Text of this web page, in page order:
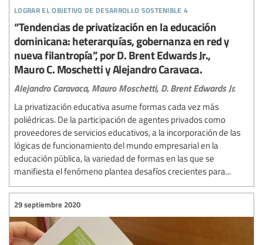
lograr el objetivo de desarrollo sostenible 4
“Tendencias de privatización en la educación
dominicana: heterarquías, gobernanza en red y
nueva filantropía”, por D. Brent Edwards Jr.,
Mauro C. Moschetti y Alejandro Caravaca.
Alejandro Caravaca, Mauro Moschetti, D. Brent Edwards Jr.
La privatización educativa asume formas cada vez más
poliédricas. De la participación de agentes privados como
proveedores de servicios educativos, a la incorporación de las
lógicas de funcionamiento del mundo empresarial en la
educación pública, la variedad de formas en las que se
manifiesta el fenómeno plantea desafíos crecientes para...
29 septiembre 2020